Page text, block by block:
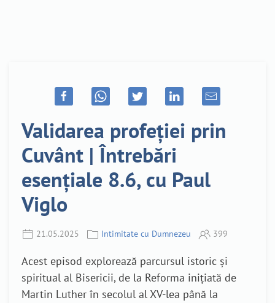
Validarea profeției prin
Cuvânt | Întrebări
esențiale 8.6, cu Paul
Viglo
21.05.2025 Intimitate cu Dumnezeu 399
Acest episod explorează parcursul istoric și
spiritual al Bisericii, de la Reforma inițiată de
Martin Luther în secolul al XV-lea până la